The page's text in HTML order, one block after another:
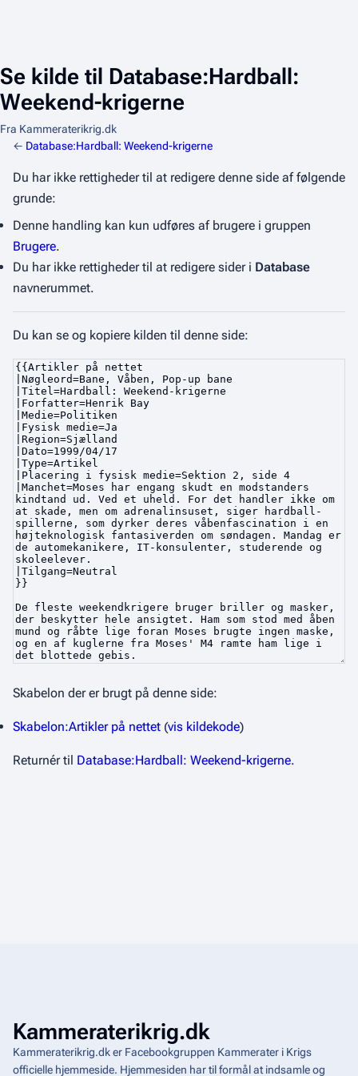
Se kilde til Database:Hardball:
Weekend-krigerne
Fra Kammeraterikrig.dk
← Database:Hardball: Weekend-krigerne
Du har ikke rettigheder til at redigere denne side af følgende
grunde:
Denne handling kan kun udføres af brugere i gruppen
Brugere.
Du har ikke rettigheder til at redigere sider i Database
navnerummet.
Du kan se og kopiere kilden til denne side:
Skabelon der er brugt på denne side:
Skabelon:Artikler på nettet (vis kildekode)
Returnér til Database:Hardball: Weekend-krigerne.
Kammeraterikrig.dk
Kammeraterikrig.dk er Facebookgruppen Kammerater i Krigs
officielle hjemmeside. Hjemmesiden har til formål at indsamle og